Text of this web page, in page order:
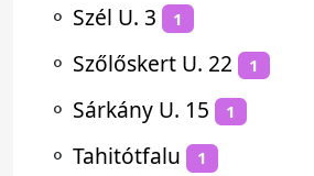
⚬ Szél U. 3 1
⚬ Szőlőskert U. 22 1
⚬ Sárkány U. 15 1
⚬ Tahitótfalu 1